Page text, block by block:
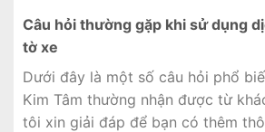
Câu hỏi thường gặp khi sử dụng
tờ xe
Dưới đây là một số câu hỏi phổ
Kim Tâm thường nhận được từ
tôi xin giải đáp để bạn có thêm